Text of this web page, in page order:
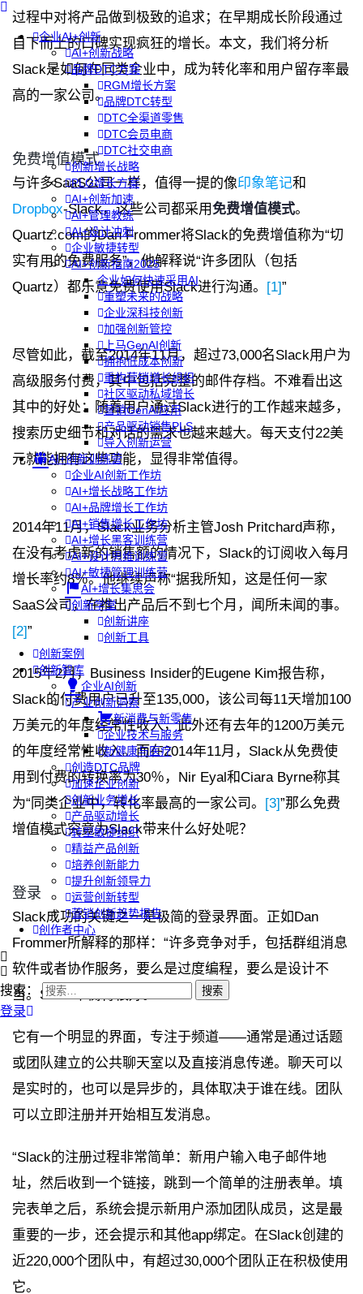
企业AI+创新
AI+创新战略
品牌DTC方案
RGM增长方案
品牌DTC转型
DTC全渠道零售
DTC会员电商
DTC社交电商
创新增长战略
PLG增长方案
AI+创新加速
AI+管理教练
AI+设计冲刺
企业敏捷转型
AI+创新指南2025
企业如何快速采用AI
重塑未来的战略
企业深科技创新
加强创新管控
上马GenAI创新
拥抱低成本创新
重构营销增长组织
社区驱动私域增长
营销GenAI应用
产品驱动销售PLS
导入创新运营
AI+创新训练营
企业AI创新工作坊
AI+增长战略工作坊
AI+品牌增长工作坊
AI+销售增长工作坊
AI+增长黑客训练营
AI+设计思维训练营
AI+敏捷管理训练营
AI+增长集思会
创新学堂
创新讲座
创新工具
创新案例
创新智库
企业AI创新
产业创新洞察
新消费与新零售
企业技术与服务
新健康与医疗
创造DTC品牌
加速企业创新
创新业务增长
产品驱动增长
转型敏捷组织
精益产品创新
培养创新能力
提升创新领导力
运营创新转型
营销创新趋势报告
创作者中心
搜索：
登录
过程中对将产品做到极致的追求；在早期成长阶段通过
自下而上的口碑实现疯狂的增长。本文，我们将分析
Slack是如何在同类企业中，成为转化率和用户留存率最
高的一家公司。
免费增值模式
与许多SaaS公司一样，值得一提的像印象笔记和
Dropbox-Slack，这些公司都采用免费增值模式。
Quartz.com的Dan Frommer将Slack的免费增值称为“切
实有用的免费服务”，他解释说“许多团队（包括
Quartz）都乐意免费使用Slack进行沟通。 [1]”
尽管如此，截至2014年11月，超过73,000名Slack用户为
高级服务付费，其中包括完整的邮件存档。不难看出这
其中的好处：随着用户通过Slack进行的工作越来越多，
搜索历史细节和对话的需求也越来越大。每天支付22美
元就能拥有这些功能，显得非常值得。
2014年11月，Slack业务分析主管Josh Pritchard声称，
在没有考虑新的销售额的情况下，Slack的订阅收入每月
增长率约8％。他继续声称“据我所知，这是任何一家
SaaS公司，在推出产品后不到七个月，闻所未闻的事。
[2]”
2015年2月，Business Insider的Eugene Kim报告称，
Slack的付费用户已升至135,000，该公司每11天增加100
万美元的年度经常性收入，此外还有去年的1200万美元
的年度经常性收入。而在2014年11月，Slack从免费使
用到付费的转换率为30％，Nir Eyal和Ciara Byrne称其
为“同类企业中，转化率最高的一家公司。 [3]”那么免费
增值模式究竟为Slack带来什么好处呢？
登录
Slack成功的关键之一是极简的登录界面。正如Dan
Frommer所解释的那样：“许多竞争对手，包括群组消息
软件或者协作服务，要么是过度编程，要么是设计不
当。Slack平衡得很好。
它有一个明显的界面，专注于频道——通常是通过话题
或团队建立的公共聊天室以及直接消息传递。聊天可以
是实时的，也可以是异步的，具体取决于谁在线。团队
可以立即注册并开始相互发消息。
“Slack的注册过程非常简单：新用户输入电子邮件地
址，然后收到一个链接，跳到一个简单的注册表单。填
完表单之后，系统会提示新用户添加团队成员，这是最
重要的一步，还会提示和其他app绑定。在Slack创建的
近220,000个团队中，有超过30,000个团队正在积极使用
它。